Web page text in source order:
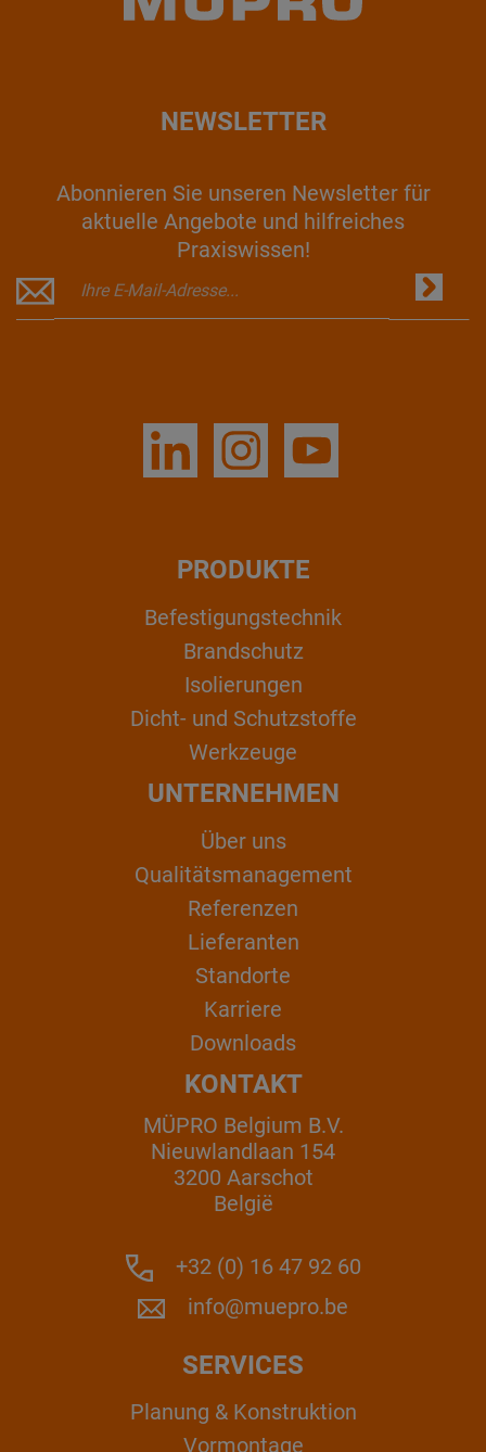
NEWSLETTER
Abonnieren Sie unseren Newsletter für
aktuelle Angebote und hilfreiches
Praxiswissen!
PRODUKTE
Befestigungstechnik
Brandschutz
Isolierungen
Dicht- und Schutzstoffe
Werkzeuge
UNTERNEHMEN
Über uns
Qualitätsmanagement
Referenzen
Lieferanten
Standorte
Karriere
Downloads
KONTAKT
MÜPRO Belgium B.V.
Nieuwlandlaan 154
3200 Aarschot
België
+32 (0) 16 47 92 60
info@muepro.be
SERVICES
Planung & Konstruktion
Vormontage